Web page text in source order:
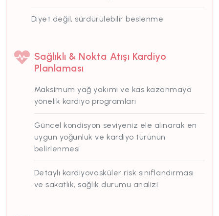
Diyet değil, sürdürülebilir beslenme
Sağlıklı & Nokta Atışı Kardiyo
Planlaması
Maksimum yağ yakımı ve kas kazanmaya
yönelik kardiyo programları
Güncel kondisyon seviyeniz ele alınarak en
uygun yoğunluk ve kardiyo türünün
belirlenmesi
Detaylı kardiyovasküler risk sınıflandırması
ve sakatlık, sağlık durumu analizi